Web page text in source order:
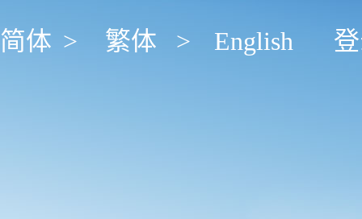
简体 > 繁体 > English